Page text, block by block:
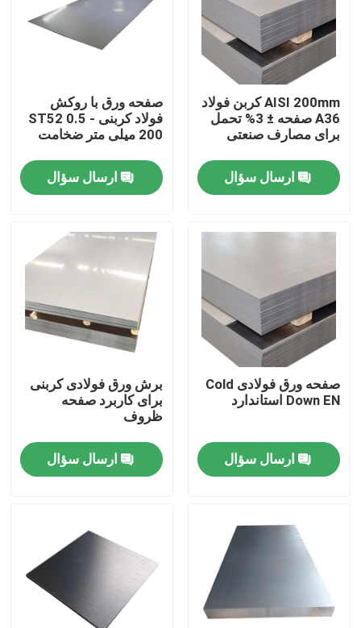
صفحه اصلی
درباره ما
تور کارخانه
با ما تماس بگیرید
ورق آلومینیوم
ورق فولادی ضد زنگ
AISI 200mm کربن فولاد
A36 صفحه ± 3% تحمل
برای مصارف صنعتی
ارسال سؤال
صفحه ورق با روکش
فولاد کربنی ST52 0.5 -
200 میلی متر ضخامت
ارسال سؤال
صفحه ورق فولادی Cold
Down EN استاندارد
ارسال سؤال
برش ورق فولادی کربنی
برای کاربرد صفحه
ظروف
ارسال سؤال